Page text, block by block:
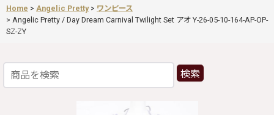
Home > Angelic Pretty > ワンピース
> Angelic Pretty / Day Dream Carnival Twilight Set アオ Y-26-05-10-164-AP-OP-
SZ-ZY
検索